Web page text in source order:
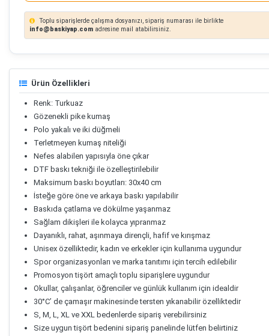
Toplu siparişlerde çalışma dosyanızı, sipariş numarası ile birlikte
info@baskiyap.com adresine mail atabilirsiniz.
Ürün Özellikleri
Renk: Turkuaz
Gözenekli pike kumaş
Polo yakalı ve iki düğmeli
Terletmeyen kumaş niteliği
Nefes alabilen yapısıyla öne çıkar
DTF baskı tekniği ile özelleştirilebilir
Maksimum baskı boyutları: 30x40 cm
İsteğe göre öne ve arkaya baskı yapılabilir
Baskıda çatlama ve dökülme yaşanmaz
Sağlam dikişleri ile kolayca yıpranmaz
Dayanıklı, rahat, aşınmaya dirençli, hafif ve kırışmaz
Unisex özelliktedir, kadın ve erkekler için kullanıma uygundur
Spor organizasyonları ve marka tanıtımı için tercih edilebilir
Promosyon tişört amaçlı toplu siparişlere uygundur
Okullar, çalışanlar, öğrenciler ve günlük kullanım için idealdir
30°C’ de çamaşır makinesinde tersten yıkanabilir özelliktedir
S, M, L, XL ve XXL bedenlerde sipariş verebilirsiniz
Size uygun tişört bedenini sipariş panelinde lütfen belirtiniz